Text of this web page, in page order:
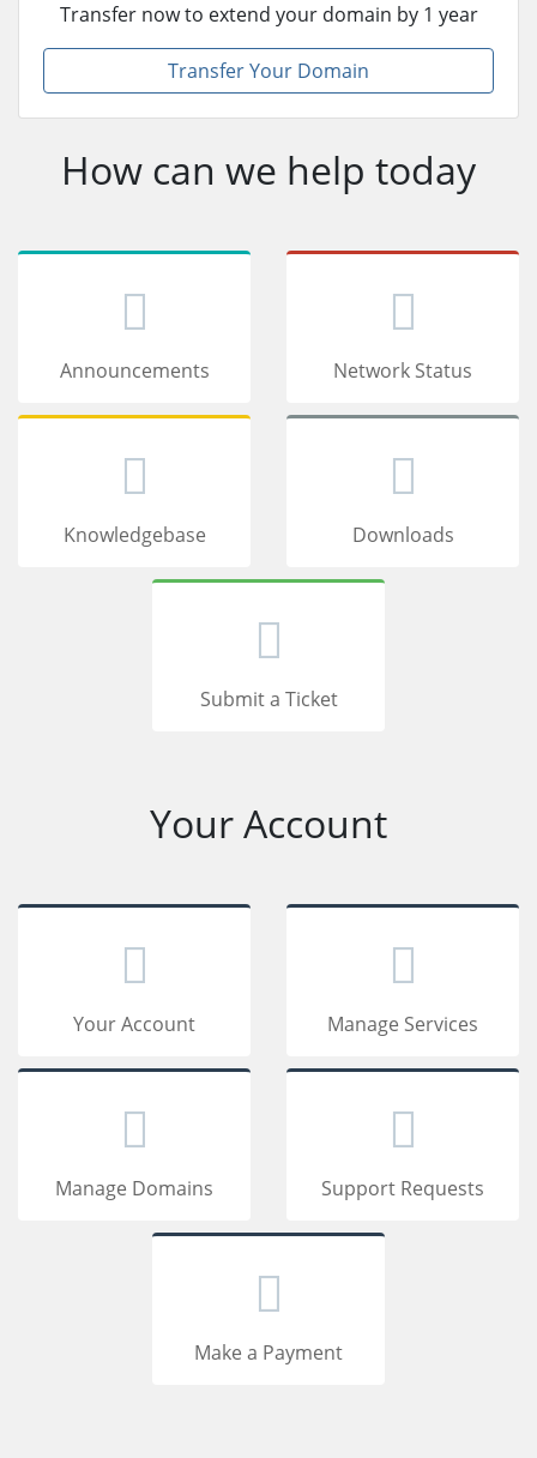
Transfer now to extend your domain by 1 year
Transfer Your Domain
How can we help today
Announcements Network Status
Knowledgebase Downloads
Submit a Ticket
Your Account
Your Account Manage Services
Manage Domains Support Requests
Make a Payment